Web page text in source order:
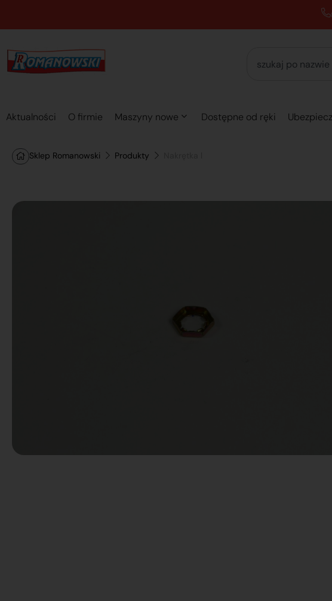
Aktualności O firmie Maszyny nowe Dostępne od ręki
Sklep Romanowski Produkty